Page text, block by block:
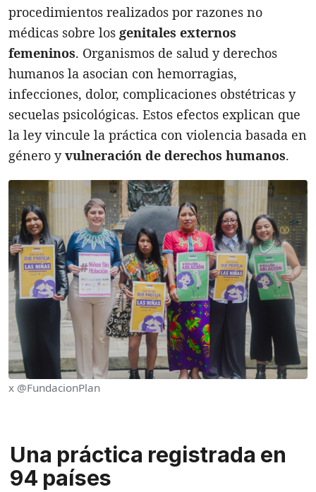
procedimientos realizados por razones no
médicas sobre los genitales externos
femeninos. Organismos de salud y derechos
humanos la asocian con hemorragias,
infecciones, dolor, complicaciones obstétricas y
secuelas psicológicas. Estos efectos explican que
la ley vincule la práctica con violencia basada en
género yvulneración de derechos humanos.
x @FundacionPlan
Una práctica registrada en
94 países